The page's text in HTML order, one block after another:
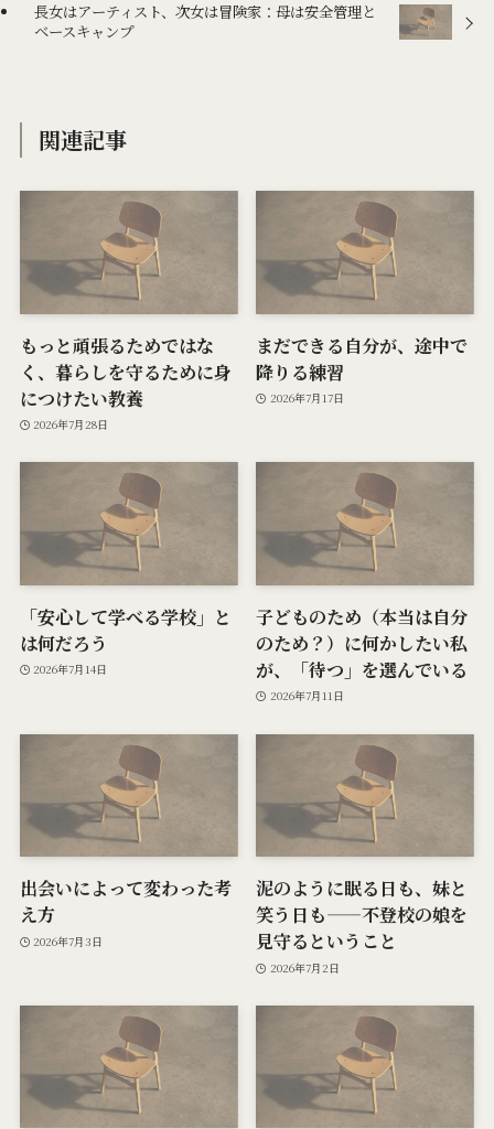
長女はアーティスト、次女は冒険家：母は安全管理と
ベースキャンプ
関連記事
もっと頑張るためではな
く、暮らしを守るために身
につけたい教養
2026年7月28日
まだできる自分が、途中で
降りる練習
2026年7月17日
「安心して学べる学校」と
は何だろう
2026年7月14日
子どものため（本当は自分
のため？）に何かしたい私
が、「待つ」を選んでいる
2026年7月11日
出会いによって変わった考
え方
2026年7月3日
泥のように眠る日も、妹と
笑う日も——不登校の娘を
見守るということ
2026年7月2日